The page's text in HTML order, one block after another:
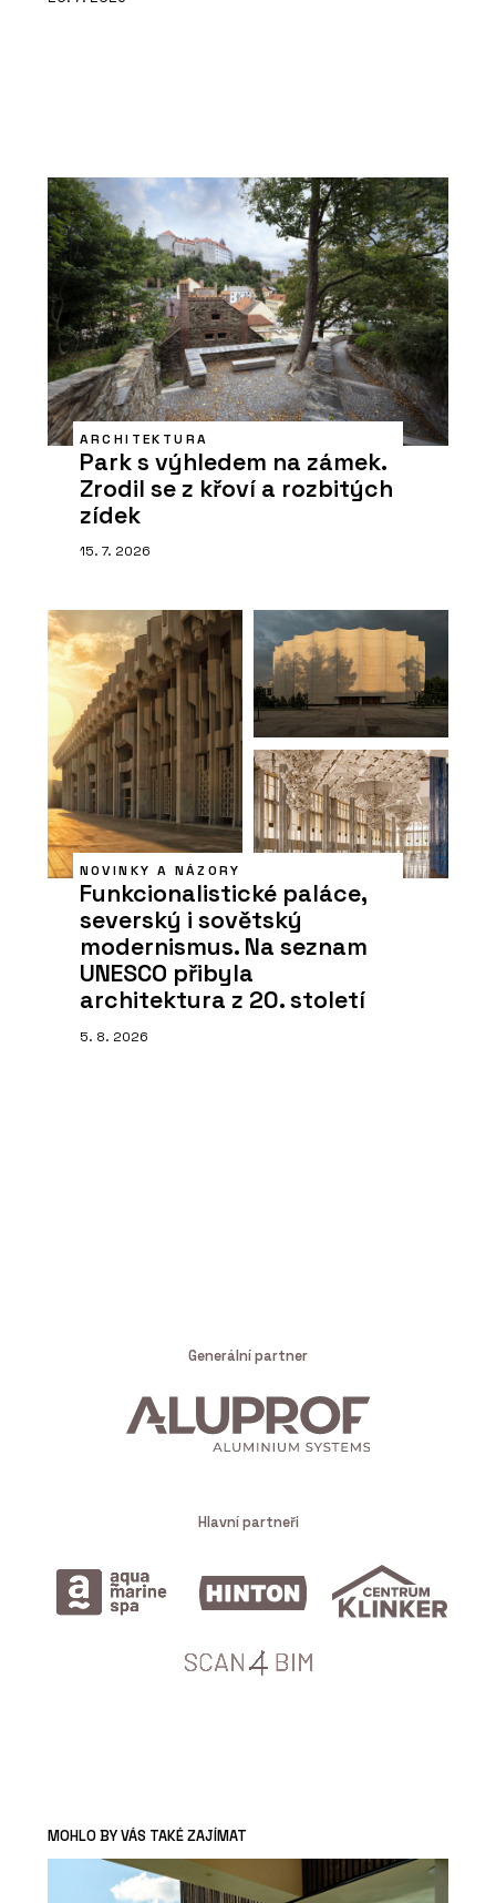
ARCHITEKTURA
Park s výhledem na zámek.
Zrodil se z křoví a rozbitých
zídek
15. 7. 2026
NOVINKY A NÁZORY
Funkcionalistické paláce,
severský i sovětský
modernismus. Na seznam
UNESCO přibyla
architektura z 20. století
5. 8. 2026
Generální partner
Hlavní partneři
MOHLO BY VÁS TAKÉ ZAJÍMAT